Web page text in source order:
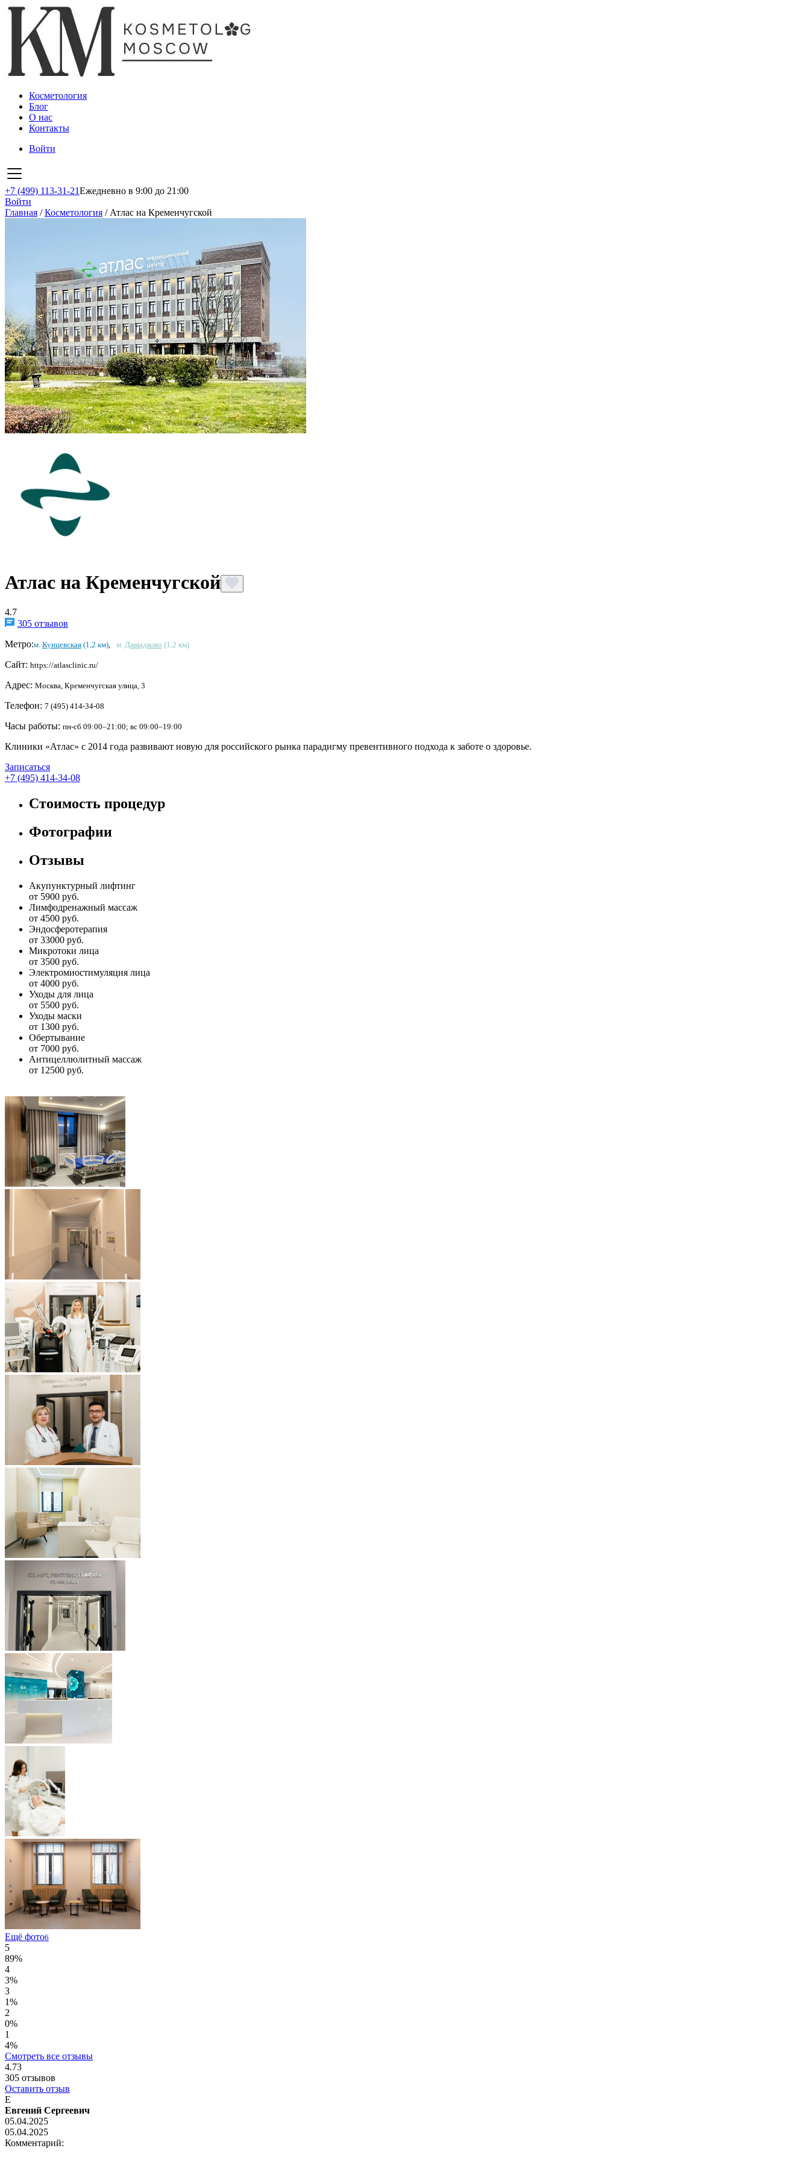
Косметология
Блог
О нас
Контакты
Войти
+7 (499) 113-31-21Ежедневно в 9:00 до 21:00
Войти
Главная /Косметология / Атлас на Кременчугской
Атлас на Кременчугской
4.7
305 отзывов
Метро:м. Кунцевская (1,2 км) м. Давыдково (1,2 км)
Сайт: https://atlasclinic.ru/
Адрес: Москва, Кременчугская улица, 3
Телефон: 7 (495) 414-34-08
Часы работы: пн-сб 09:00–21:00; вс 09:00–19:00
Клиники «Атлас» с 2014 года развивают новую для российского рынка парадигму превентивного подхода к заботе о здоровье.
Записаться
+7 (495) 414-34-08
Стоимость процедур
Фотографии
Отзывы
Акупунктурный лифтинг
от 5900 руб.
Лимфодренажный массаж
от 4500 руб.
Эндосферотерапия
от 33000 руб.
Микротоки лица
от 3500 руб.
Электромиостимуляция лица
от 4000 руб.
Уходы для лица
от 5500 руб.
Уходы маски
от 1300 руб.
Обертывание
от 7000 руб.
Антицеллюлитный массаж
от 12500 руб.
Ещё фото6
5
89%
4
3%
3
1%
2
0%
1
4%
Смотреть все отзывы
4.73
305 отзывов
Оставить отзыв
Е
Евгений Сергеевич
05.04.2025
05.04.2025
Комментарий: